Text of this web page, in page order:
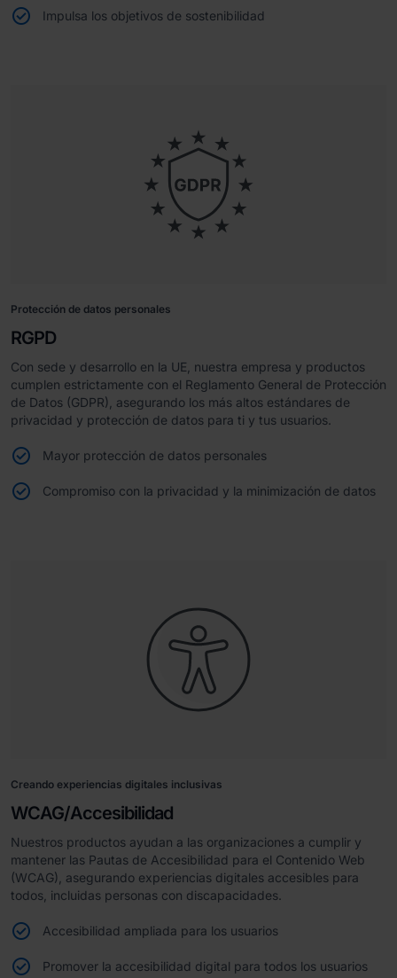
Impulsa los objetivos de sostenibilidad
Protección de datos personales
RGPD
Con sede y desarrollo en la UE, nuestra empresa y productos
cumplen estrictamente con el Reglamento General de Protección
de Datos (GDPR), asegurando los más altos estándares de
privacidad y protección de datos para ti y tus usuarios.
Mayor protección de datos personales
Compromiso con la privacidad y la minimización de datos
Creando experiencias digitales inclusivas
WCAG/Accesibilidad
Nuestros productos ayudan a las organizaciones a cumplir y
mantener las Pautas de Accesibilidad para el Contenido Web
(WCAG), asegurando experiencias digitales accesibles para
todos, incluidas personas con discapacidades.
Accesibilidad ampliada para los usuarios
Promover la accesibilidad digital para todos los usuarios